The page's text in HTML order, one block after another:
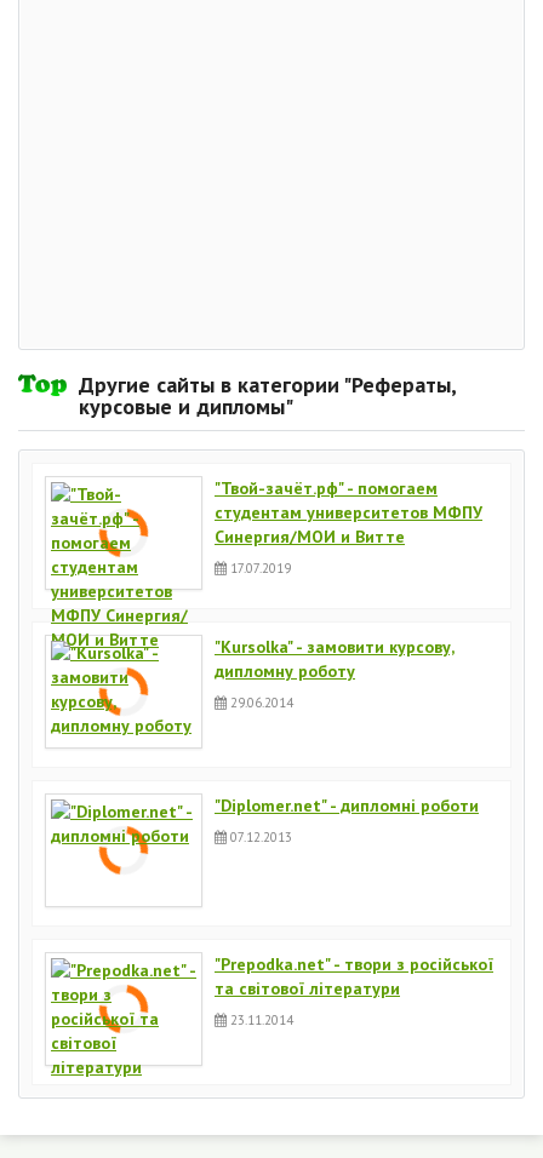
Другие сайты в категории "Рефераты,
курсовые и дипломы"
"Твой-зачёт.рф" - помогаем
студентам университетов МФПУ
Синергия/МОИ и Витте
17.07.2019
"Kursolka" - замовити курсову,
дипломну роботу
29.06.2014
"Diplomer.net" - дипломні роботи
07.12.2013
"Prepodka.net" - твори з російської
та світової літератури
23.11.2014